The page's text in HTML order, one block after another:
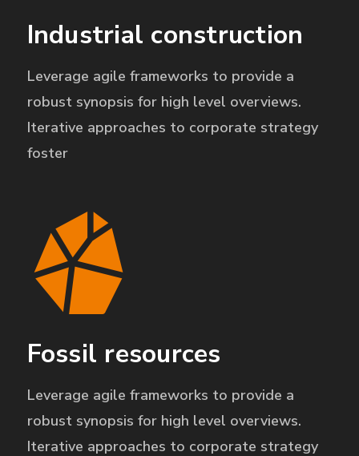
Industrial construction
Leverage agile frameworks to provide a
robust synopsis for high level overviews.
Iterative approaches to corporate strategy
foster
Fossil resources
Leverage agile frameworks to provide a
robust synopsis for high level overviews.
Iterative approaches to corporate strategy